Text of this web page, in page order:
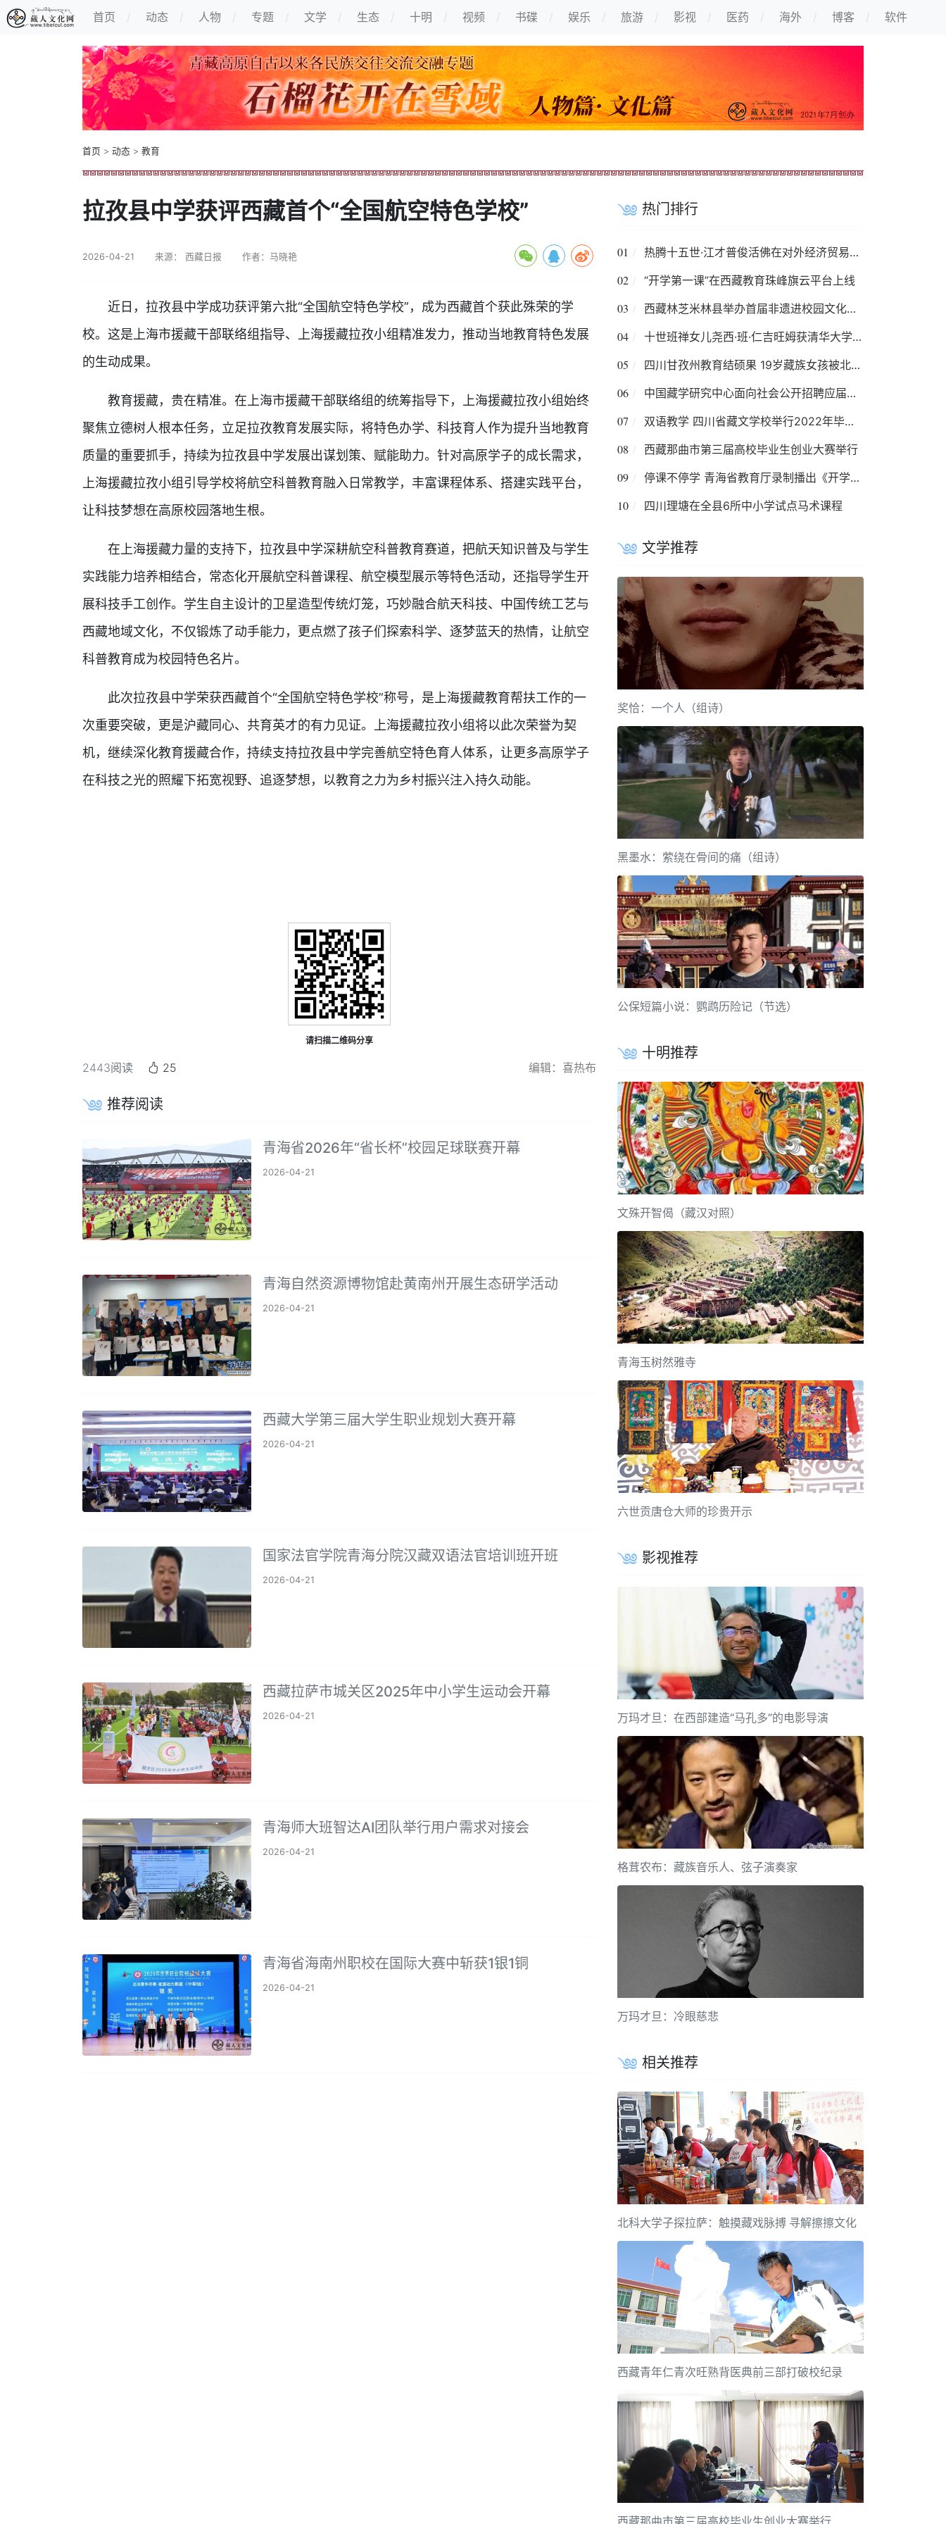
首页 动态 人物 专题 文学 生态 十明 视频 书碟 娱乐 旅游 影视 医药 海外 博客 软件
首页 > 动态 > 教育
拉孜县中学获评西藏首个“全国航空特色学校”
2026-04-21 来源： 西藏日报 作者：马晓艳
近日，拉孜县中学成功获评第六批“全国航空特色学校”，成为西藏首个获此殊荣的学
校。这是上海市援藏干部联络组指导、上海援藏拉孜小组精准发力，推动当地教育特色发展
的生动成果。
教育援藏，贵在精准。在上海市援藏干部联络组的统筹指导下，上海援藏拉孜小组始终
聚焦立德树人根本任务，立足拉孜教育发展实际，将特色办学、科技育人作为提升当地教育
质量的重要抓手，持续为拉孜县中学发展出谋划策、赋能助力。针对高原学子的成长需求，
上海援藏拉孜小组引导学校将航空科普教育融入日常教学，丰富课程体系、搭建实践平台，
让科技梦想在高原校园落地生根。
在上海援藏力量的支持下，拉孜县中学深耕航空科普教育赛道，把航天知识普及与学生
实践能力培养相结合，常态化开展航空科普课程、航空模型展示等特色活动，还指导学生开
展科技手工创作。学生自主设计的卫星造型传统灯笼，巧妙融合航天科技、中国传统工艺与
西藏地域文化，不仅锻炼了动手能力，更点燃了孩子们探索科学、逐梦蓝天的热情，让航空
科普教育成为校园特色名片。
此次拉孜县中学荣获西藏首个“全国航空特色学校”称号，是上海援藏教育帮扶工作的一
次重要突破，更是沪藏同心、共育英才的有力见证。上海援藏拉孜小组将以此次荣誉为契
机，继续深化教育援藏合作，持续支持拉孜县中学完善航空特色育人体系，让更多高原学子
在科技之光的照耀下拓宽视野、追逐梦想，以教育之力为乡村振兴注入持久动能。
请扫描二维码分享
2443阅读 25 编辑：喜热布
推荐阅读
青海省2026年“省长杯”校园足球联赛开幕
2026-04-21
青海自然资源博物馆赴黄南州开展生态研学活动
2026-04-21
西藏大学第三届大学生职业规划大赛开幕
2026-04-21
国家法官学院青海分院汉藏双语法官培训班开班
2026-04-21
西藏拉萨市城关区2025年中小学生运动会开幕
2026-04-21
青海师大班智达AI团队举行用户需求对接会
2026-04-21
青海省海南州职校在国际大赛中斩获1银1铜
2026-04-21
热门排行
01 热腾十五世·江才普俊活佛在对外经济贸易大学讲座
02 “开学第一课”在西藏教育珠峰旗云平台上线
03 西藏林芝米林县举办首届非遗进校园文化艺术节
04 十世班禅女儿尧西·班·仁吉旺姆获清华大学金融学博士学位
05 四川甘孜州教育结硕果 19岁藏族女孩被北大录取
06 中国藏学研究中心面向社会公开招聘应届高校毕业生
07 双语教学 四川省藏文学校举行2022年毕业典礼
08 西藏那曲市第三届高校毕业生创业大赛举行
09 停课不停学 青海省教育厅录制播出《开学第一课》
10 四川理塘在全县6所中小学试点马术课程
文学推荐
奖恰：一个人（组诗）
黑墨水：萦绕在骨间的痛（组诗）
公保短篇小说：鹦鹉历险记（节选）
十明推荐
文殊开智偈（藏汉对照）
青海玉树然雅寺
六世贡唐仓大师的珍贵开示
影视推荐
万玛才旦：在西部建造“马孔多”的电影导演
格茸农布：藏族音乐人、弦子演奏家
万玛才旦：冷眼慈悲
相关推荐
北科大学子探拉萨：触摸藏戏脉搏 寻解擦擦文化
西藏青年仁青次旺熟背医典前三部打破校纪录
西藏那曲市第三届高校毕业生创业大赛举行